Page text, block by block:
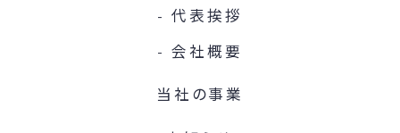
代表挨拶
会社概要
当社の事業